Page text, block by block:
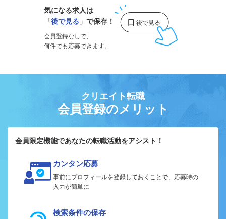
気になる求人は
「後で見る 」で保存！
会員登録なしで、
何件でも応募できます。
クリエイト転職
会員登録のメリット
会員限定機能であなたの転職活動をアシスト！
カンタン応募
事前にプロフィールを登録しておくことで、応募時の
入力が簡単に
検索条件の保存